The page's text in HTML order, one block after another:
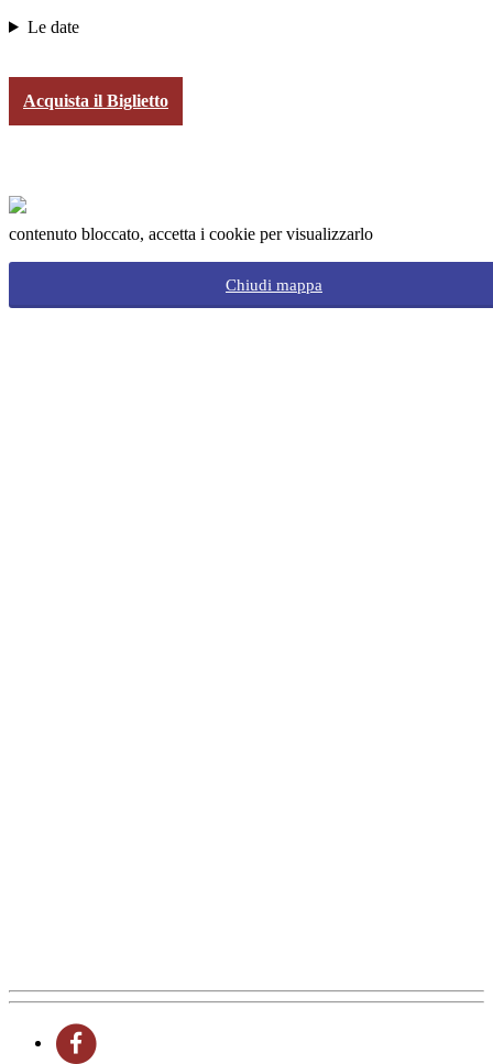
Le date
Acquista il Biglietto
contenuto bloccato, accetta i cookie per visualizzarlo
Chiudi mappa